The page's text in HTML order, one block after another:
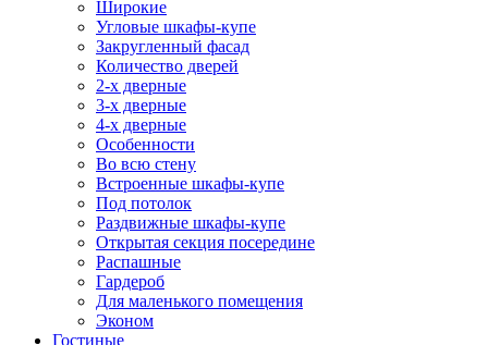
Широкие
Угловые шкафы-купе
Закругленный фасад
Количество дверей
2-х дверные
3-х дверные
4-х дверные
Особенности
Во всю стену
Встроенные шкафы-купе
Под потолок
Раздвижные шкафы-купе
Открытая секция посередине
Распашные
Гардероб
Для маленького помещения
Эконом
Гостиные